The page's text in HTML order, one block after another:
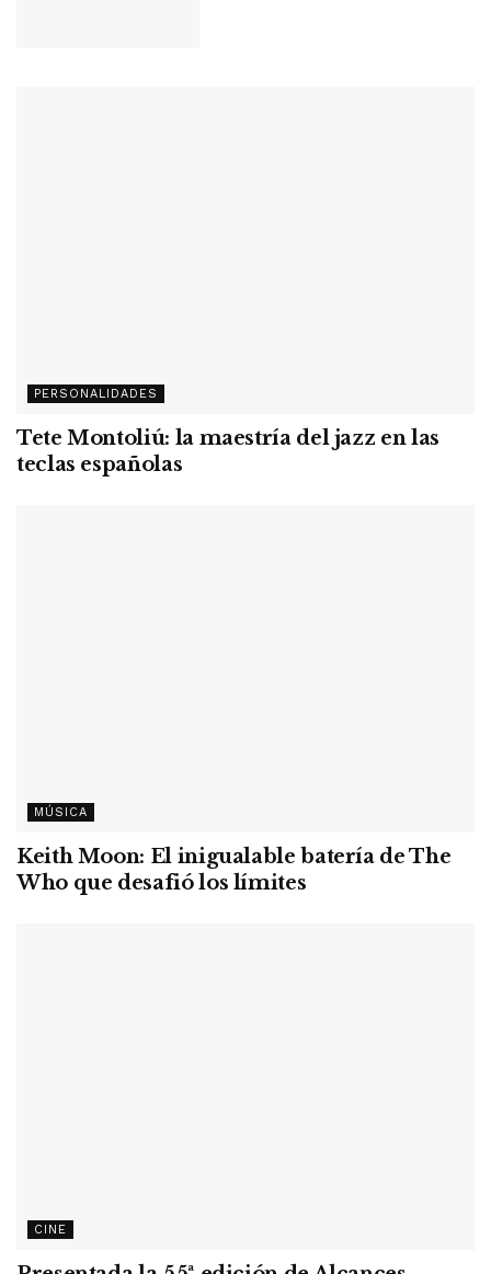
PERSONALIDADES
Tete Montoliú: la maestría del jazz en las
teclas españolas
MÚSICA
Keith Moon: El inigualable batería de The
Who que desafió los límites
CINE